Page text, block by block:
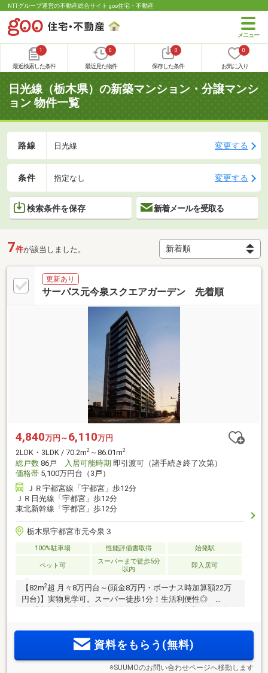
NTTグループ運営の不動産総合サイト goo住宅・不動産
1
最近検索した条件
0
最近見た物件
0
保存した条件
0
お気に入り
日光線（栃木県）の新築マンション・分譲マンシ
ョン 物件一覧
路線 日光線 変更する
条件 指定なし 変更する
検索条件を保存 新着メールを受取る
7件が該当しました。
更新あり
サーパス元今泉スクエアガーデン 先着順
4,840万円～ 6,110万円
2LDK・3LDK / 70.2m2 ～86.01m2
総戸数 86戸 入居可能時期 即引渡可（諸手続き終了次第）
価格帯 5,100万円台（3戸）
ＪＲ宇都宮線「宇都宮」歩12分
ＪＲ日光線「宇都宮」歩12分
東北新幹線「宇都宮」歩12分
栃木県宇都宮市元今泉３
100%駐車場 性能評価書取得 始発駅
ペット可
スーパーまで徒歩5分
以内
即入居可
【82m2超 月々8万円台～(頭金8万円・ボーナス時加算額22万
円台)】実物見学可。スーパー徒歩1分！生活利便性◎
ィーサービスを採用。大小の自然豊かな公園も身近。駅周辺
には大型商業施設が集積資料をもらう(無料)
※SUUMOのお問い合わせページへ移動します